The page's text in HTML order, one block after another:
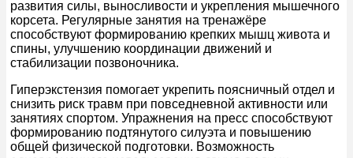
развития силы, выносливости и укрепления мышечного
корсета. Регулярные занятия на тренажёре
способствуют формированию крепких мышц живота и
спины, улучшению координации движений и
стабилизации позвоночника.
Гиперэкстензия помогает укрепить поясничный отдел и
снизить риск травм при повседневной активности или
занятиях спортом. Упражнения на пресс способствуют
формированию подтянутого силуэта и повышению
общей физической подготовки. Возможность